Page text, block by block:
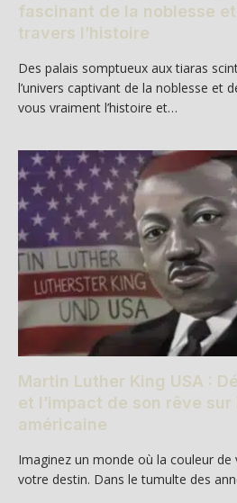
fascinant de la noblesse
travers l’histoire
Des palais somptueux aux tiaras
l’univers captivant de la noblesse et
vous vraiment l’histoire et…
Martin Luther King USA :
et l’impact de son rêve
américaine
Imaginez un monde où la couleur
votre destin. Dans le tumulte des